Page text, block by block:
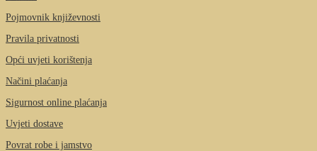
Pojmovnik književnosti
Pravila privatnosti
Opći uvjeti korištenja
Načini plaćanja
Sigurnost online plaćanja
Uvjeti dostave
Povrat robe i jamstvo